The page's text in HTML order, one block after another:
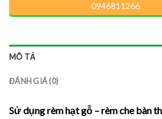
0946811266
MÔ TẢ
ĐÁNH GIÁ (0)
Sử dụng rèm hạt gỗ – rèm che bàn